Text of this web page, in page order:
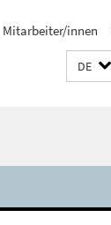
Mitarbeiter/innen
DE